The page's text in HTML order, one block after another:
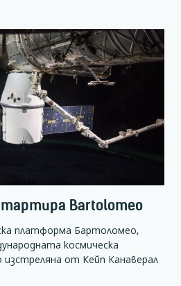
Bartolomeo
платформа Бартоломео,
космическа
от Кейп Канаверал